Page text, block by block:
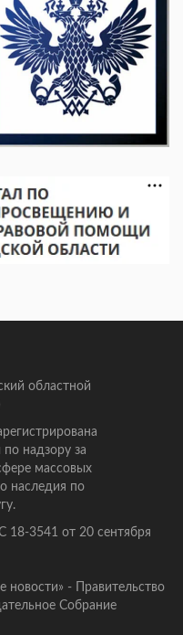
областной
надзору за
массовых
наследия по
3541 от 20 сентября
новости» - Правительство
Собрание